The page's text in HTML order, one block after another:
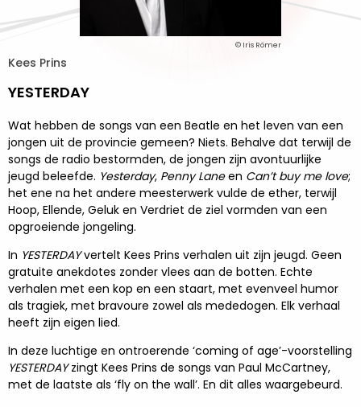
© Iris Römer
Kees Prins
YESTERDAY
Wat hebben de songs van een Beatle en het leven van een
jongen uit de provincie gemeen? Niets. Behalve dat terwijl de
songs de radio bestormden, de jongen zijn avontuurlijke
jeugd beleefde. Yesterday, Penny Laneen Can’t buy me love;
het ene na het andere meesterwerk vulde de ether, terwijl
Hoop, Ellende, Geluk en Verdriet de ziel vormden van een
opgroeiende jongeling.
In YESTERDAYvertelt Kees Prins verhalen uit zijn jeugd. Geen
gratuite anekdotes zonder vlees aan de botten. Echte
verhalen met een kop en een staart, met evenveel humor
als tragiek, met bravoure zowel als mededogen. Elk verhaal
heeft zijn eigen lied.
In deze luchtige en ontroerende ‘coming of age’-voorstelling
YESTERDAYzingt Kees Prins de songs van Paul McCartney,
met de laatste als ‘fly on the wall’. En dit alles waargebeurd.